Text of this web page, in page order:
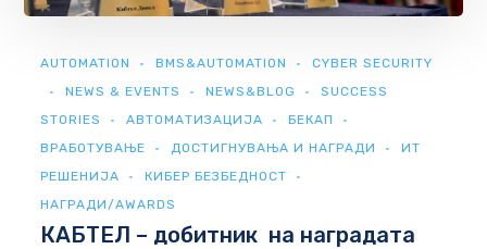
AUTOMATION BMS&AUTOMATION
CYBER SECURITY
NEWS & EVENTS
NEWS&BLOG
SUCCESS
STORIES
АВТОМАТИЗАЦИЈА
БЕКАП
ВРАБОТУВАЊЕ
ДОСТИГНУВАЊА И НАГРАДИ
ИТ
РЕШЕНИЈА
КИБЕР БЕЗБЕДНОСТ
НАГРАДИ/AWARDS
КАБТЕЛ – добитник на наградата